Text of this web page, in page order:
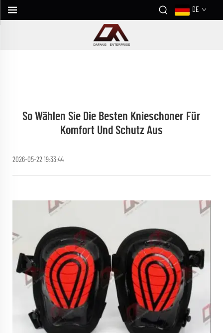
DE
So Wählen Sie Die Besten Knieschoner Für
Komfort Und Schutz Aus
2026-05-22 19:33:44